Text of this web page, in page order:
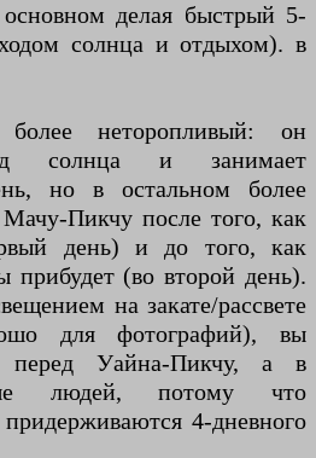
основном делая быстрый 5-
солнца и отдыхом). в
неторопливый: он
солнца и занимает
но в остальном более
Пикчу после того, как
день) и до того, как
прибудет (во второй день).
на закате/рассвете
для фотографий), вы
перед Уайна-Пикчу, а в
людей, потому что
4-дневного